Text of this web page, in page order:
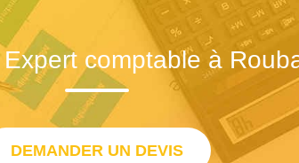
comptable à
DEMANDER UN DEVIS